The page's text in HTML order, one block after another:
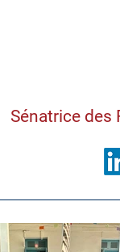
Sénatrice des